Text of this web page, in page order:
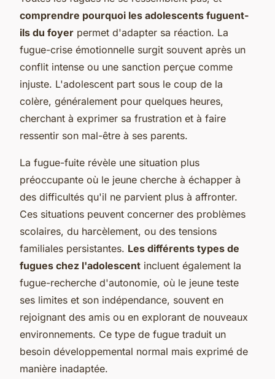
comprendre pourquoi les adolescents fuguent-
ils du foyer permet d'adapter sa réaction. La
fugue-crise émotionnelle surgit souvent après un
conflit intense ou une sanction perçue comme
injuste. L'adolescent part sous le coup de la
colère, généralement pour quelques heures,
cherchant à exprimer sa frustration et à faire
ressentir son mal-être à ses parents.
La fugue-fuite révèle une situation plus
préoccupante où le jeune cherche à échapper à
des difficultés qu'il ne parvient plus à affronter.
Ces situations peuvent concerner des problèmes
scolaires, du harcèlement, ou des tensions
familiales persistantes. Les différents types de
fugues chez l'adolescent incluent également la
fugue-recherche d'autonomie, où le jeune teste
ses limites et son indépendance, souvent en
rejoignant des amis ou en explorant de nouveaux
environnements. Ce type de fugue traduit un
besoin développemental normal mais exprimé de
manière inadaptée.